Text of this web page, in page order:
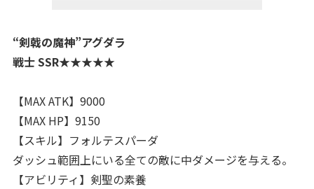
“剣戟の魔神”アグダラ
戦士 SSR★★★★★
【MAX ATK】9000
【MAX HP】9150
【スキル】フォルテスパーダ
ダッシュ範囲上にいる全ての敵に中ダメージを与える。
【アビリティ】剣聖の素養